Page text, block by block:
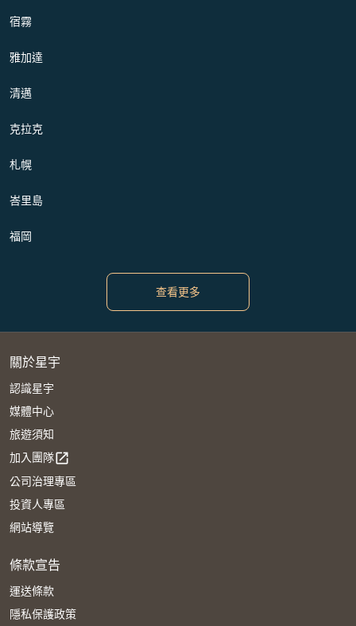
宿霧
雅加達
清邁
克拉克
札幌
峇里島
福岡
查看更多
關於星宇
認識星宇
媒體中心
旅遊須知
加入團隊open_in_new
公司治理專區
投資人專區
網站導覽
條款宣告
運送條款
隱私保護政策